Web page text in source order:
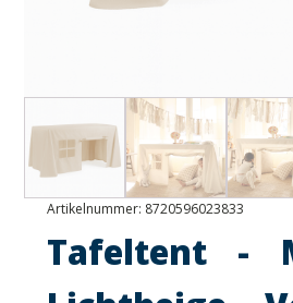
Artikelnummer: 8720596023833
Tafeltent -